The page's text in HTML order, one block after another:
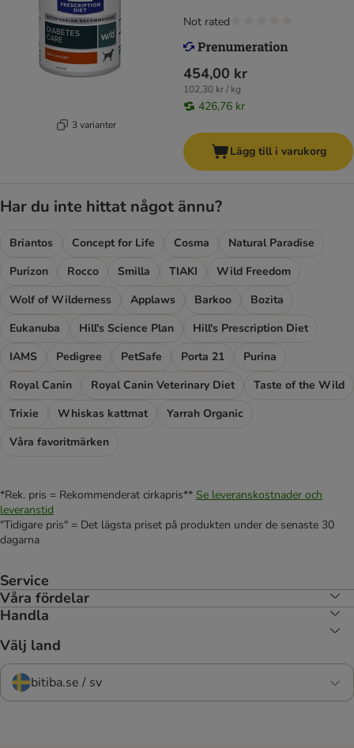
3 varianter
454,00 kr
102,30 kr / kg
426,76 kr
Not rated
Lägg till i varukorg
Har du inte hittat något ännu?
Briantos Concept for Life Cosma
Natural Paradise
Purizon
Rocco Smilla TIAKI
Wild Freedom
Wolf of Wilderness
Applaws Barkoo
Bozita
Eukanuba
Hill's Science Plan
Hill's Prescription Diet
IAMS
Pedigree PetSafe Porta 21
Purina
Royal Canin
Royal Canin Veterinary Diet
Taste of the Wild
Trixie
Whiskas kattmat
Yarrah Organic
Våra favoritmärken
*Rek. pris = Rekommenderat cirkapris** Se leveranskostnader och
leveranstid
"Tidigare pris" = Det lägsta priset på produkten under de senaste 30
dagarna
Service
Våra fördelar
Handla
Välj land
bitiba.se / sv